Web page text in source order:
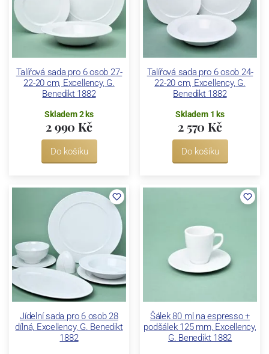
Talířová sada pro 6 osob 27-
22-20 cm, Excellency, G.
Benedikt 1882
Skladem 2 ks
2 990 Kč
Do košíku
Talířová sada pro 6 osob 24-
22-20 cm, Excellency, G.
Benedikt 1882
Skladem 1 ks
2 570 Kč
Do košíku
Jídelní sada pro 6 osob 28
dílná, Excellency, G. Benedikt
1882
Šálek 80 ml na espresso +
podšálek 125 mm, Excellency,
G. Benedikt 1882